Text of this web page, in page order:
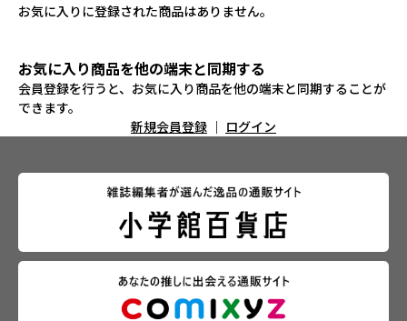
お気に入りに登録された商品はありません。
お気に入り商品を他の端末と同期する
会員登録を行うと、お気に入り商品を他の端末と同期することが
できます。
新規会員登録 ｜ ログイン